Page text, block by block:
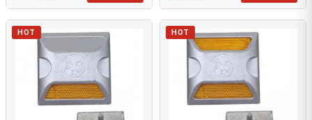
HOT HOT